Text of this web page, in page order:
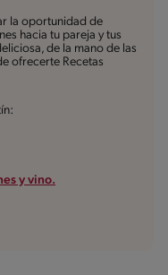
la oportunidad de
hacia tu pareja y tus
de la mano de las
ofrecerte Recetas
y vino.